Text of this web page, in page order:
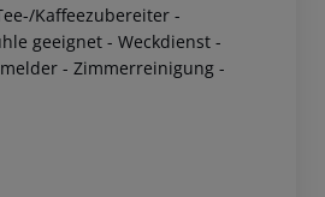
Kaffeezubereiter -
geeignet - Weckdienst -
- Zimmerreinigung -